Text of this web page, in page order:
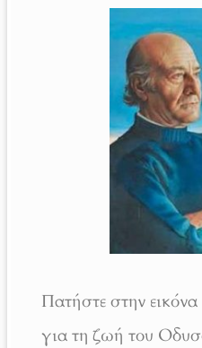
Πατήστε στην
για τη ζωή του